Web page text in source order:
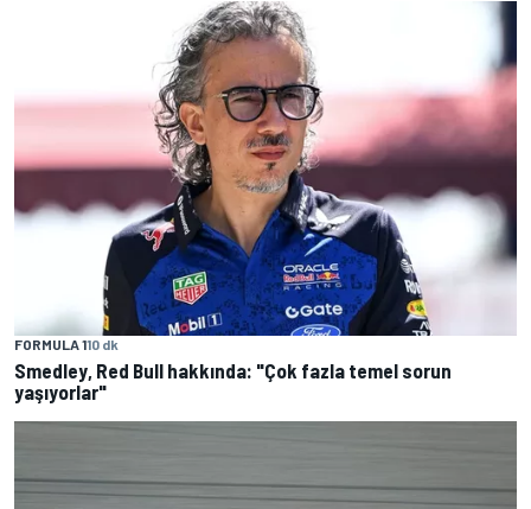
FORMULA 110 dk
Smedley, Red Bull hakkında: "Çok fazla temel sorun
yaşıyorlar"